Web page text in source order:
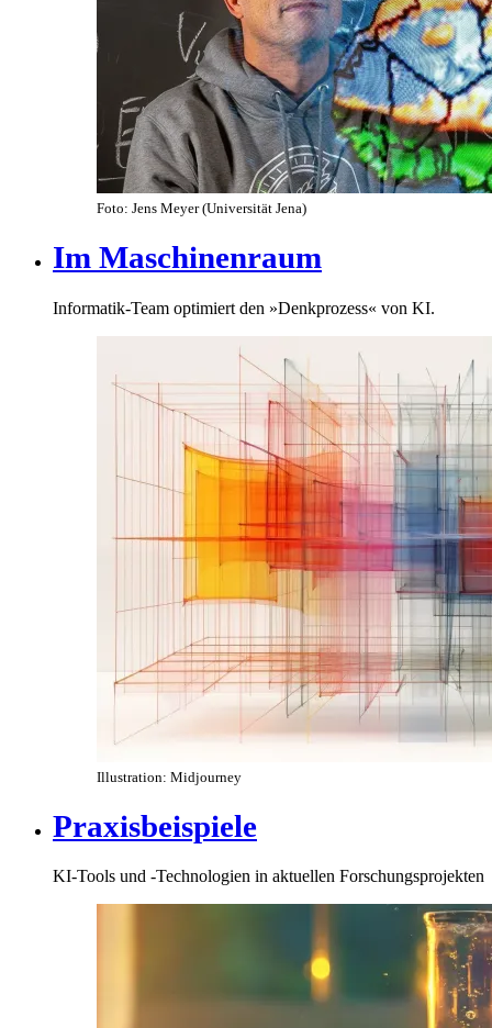
Foto: Jens Meyer (Universität Jena)
Im Maschinenraum
Informatik-Team optimiert den »Denkprozess« von KI.
Illustration: Midjourney
Praxisbeispiele
KI-Tools und -Technologien in aktuellen Forschungsprojekten